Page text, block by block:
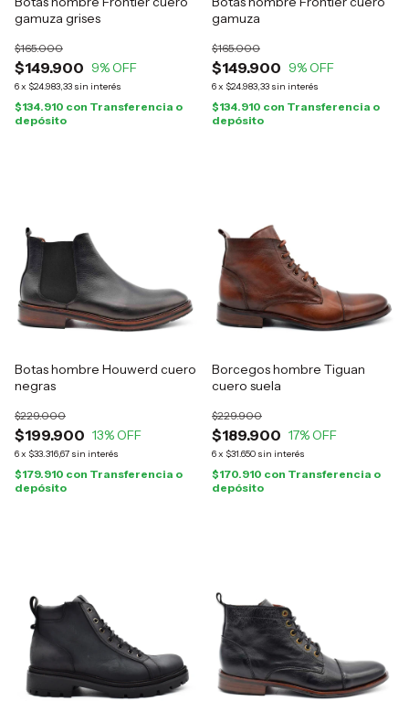
gamuza grises
$149.900
$165.000
9% OFF
6x $24.983,33 sin interés
$134.910 con Transferencia o
depósito
gamuza
$149.900
$165.000
9% OFF
6x $24.983,33 sin interés
$134.910 con Transferencia o
depósito
Botas hombre Houwerd cuero
negras
$199.900
$229.000
13% OFF
6x $33.316,67 sin interés
$179.910 con Transferencia o
depósito
Borcegos hombre Tiguan
cuero suela
$189.900
$229.900
17% OFF
6x $31.650 sin interés
$170.910 con Transferencia o
depósito